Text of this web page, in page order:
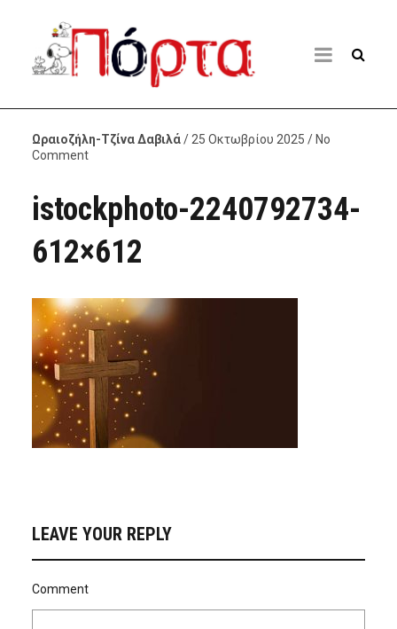
Ωραιοζήλη-Τζίνα Δαβιλά/ 25 Οκτωβρίου 2025 / No
Comment
istockphoto-2240792734-
612×612
LEAVE YOUR REPLY
Comment